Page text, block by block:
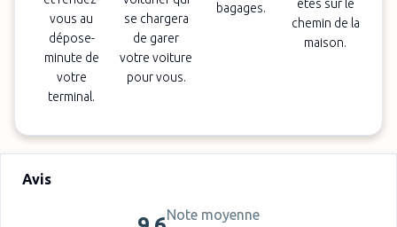
vous au
dépose-
minute de
votre
terminal.
se chargera
de garer
votre voiture
pour vous.
bagages.
êtes sur le
chemin de la
maison.
Avis
Note moyenne